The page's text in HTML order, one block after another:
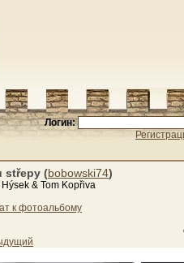
Логин:
střepy (bobowski74)
& Tom Kopřiva
к фотоальбому